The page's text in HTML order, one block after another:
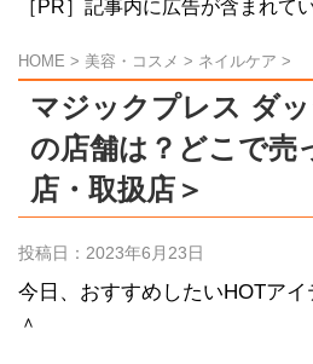
［PR］記事内に広告が含まれて
HOME > 美容・コスメ > ネイルケア >
マジックプレス ダ
の店舗は？どこで売
店・取扱店＞
投稿日： 2023年6月23日
今日、おすすめしたいHOTアイ
＾